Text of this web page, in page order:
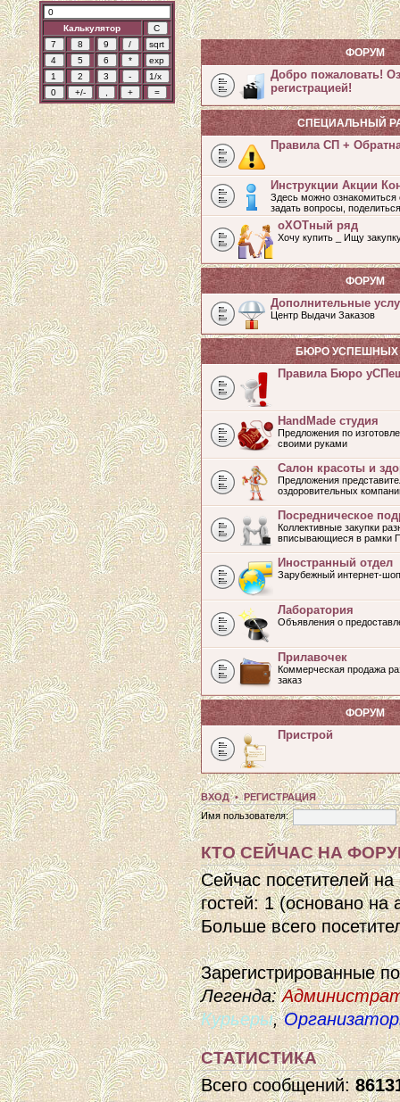
Калькулятор
ФОРУМ
Добро пожаловать!
регистрацией!
СПЕЦИАЛЬНЫЙ
Правила СП +
Инструкции Акции
Здесь можно
задать вопросы,
оХОТный ряд
Хочу купить _ Ищу
ФОРУМ
Дополнительные
Центр Выдачи Заказов
БЮРО УСПЕШНЫХ
Правила Бюро
HandMade студия
Предложения по
своими руками
Салон красоты и
Предложения
оздоровительных
Посредническое
Коллективные закупки
вписывающиеся в рамки
Иностранный отдел
Зарубежный интернет-
Лаборатория
Объявления о
Прилавочек
Коммерческая продажа
заказ
ФОРУМ
Пристрой
ВХОД•РЕГИСТРАЦИЯ
Имя пользователя:
КТО СЕЙЧАС НА
Сейчас посетителей
гостей: 1 (основано на
Больше всего
Зарегистрированные
Легенда:
Курьеры,
СТАТИСТИКА
Всего сообщений: